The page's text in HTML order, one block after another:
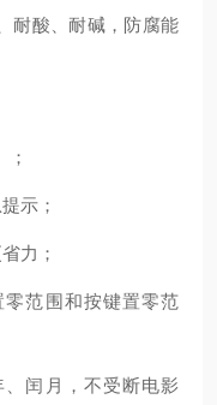
耐酸、耐碱，防腐能
示；
力；
范围和按键置零范
闰月，不受断电影